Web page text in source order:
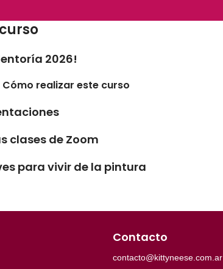
2026!
– Cómo realizar este curso
clases de Zoom
para vivir de la pintura
Contacto
contacto@kittyneese.com.ar